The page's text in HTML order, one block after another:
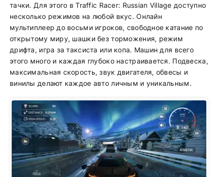
тачки. Для этого в Traffic Racer: Russian Village доступно
несколько режимов на любой вкус. Онлайн
мультиплеер до восьми игроков, свободное катание по
открытому миру, шашки без торможения, режим
дрифта, игра за таксиста или копа. Машин для всего
этого много и каждая глубоко настраивается. Подвеска,
максимальная скорость, звук двигателя, обвесы и
винилы делают каждое авто личным и уникальным.